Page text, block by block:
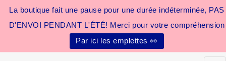
La boutique fait une pause pour une durée indéterminée, PAS
D'ENVOI PENDANT L'ÉTÉ! Merci pour votre compréhension
Par ici les emplettes 👀